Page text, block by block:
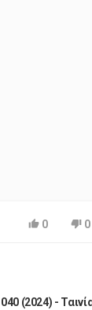
0 0
040 (2024) -